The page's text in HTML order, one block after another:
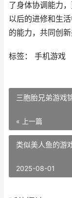
了身体协调能力
以后的进修和生
的能力，共同创新
标签： 手机游戏
三胞胎兄弟游戏
« 上一篇
类似美人鱼的游
2025-08-01